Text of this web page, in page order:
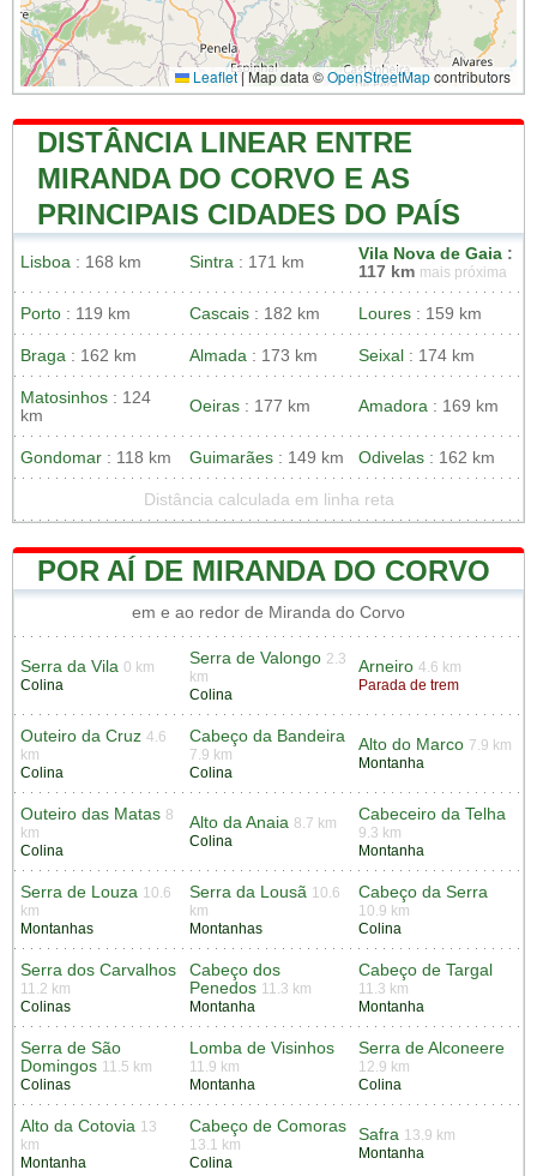
Leaflet|Map data ©OpenStreetMapcontributors
DISTÂNCIA LINEAR ENTRE
MIRANDA DO CORVO E AS
PRINCIPAIS CIDADES DO PAÍS
Lisboa : 168 km Sintra : 171 km Vila Nova de Gaia :
117 km mais próxima
Porto : 119 km Cascais : 182 km Loures : 159 km
Braga : 162 km Almada : 173 km Seixal : 174 km
Matosinhos : 124
km
Oeiras : 177 km Amadora : 169 km
Gondomar : 118 km Guimarães : 149 km Odivelas : 162 km
Distância calculada em linha reta
POR AÍ DE MIRANDA DO CORVO
em e ao redor de Miranda do Corvo
Serra da Vila 0 km
Colina
Serra de Valongo 2.3
km
Colina
Arneiro 4.6 km
Parada de trem
Outeiro da Cruz 4.6
km
Colina
Cabeço da Bandeira
7.9 km
Colina
Alto do Marco 7.9 km
Montanha
Outeiro das Matas 8
km
Colina
Alto da Anaia 8.7 km
Colina
Cabeceiro da Telha
9.3 km
Montanha
Serra de Louza 10.6
km
Montanhas
Serra da Lousã 10.6
km
Montanhas
Cabeço da Serra
10.9 km
Colina
Serra dos Carvalhos
11.2 km
Colinas
Cabeço dos
Penedos 11.3 km
Montanha
Cabeço de Targal
11.3 km
Montanha
Serra de São
Domingos 11.5 km
Colinas
Lomba de Visinhos
11.9 km
Montanha
Serra de Alconeere
12.9 km
Colina
Alto da Cotovia 13
km
Montanha
Cabeço de Comoras
13.1 km
Colina
Safra 13.9 km
Montanha